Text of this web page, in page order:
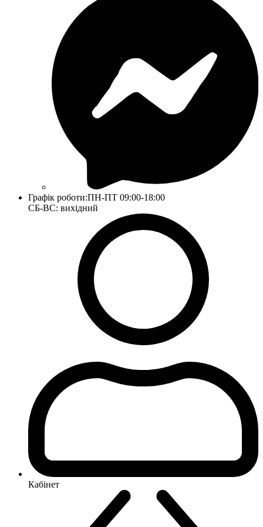
Графік роботи:ПН-ПТ 09:00-18:00
СБ-ВС: вихідний
Кабінет